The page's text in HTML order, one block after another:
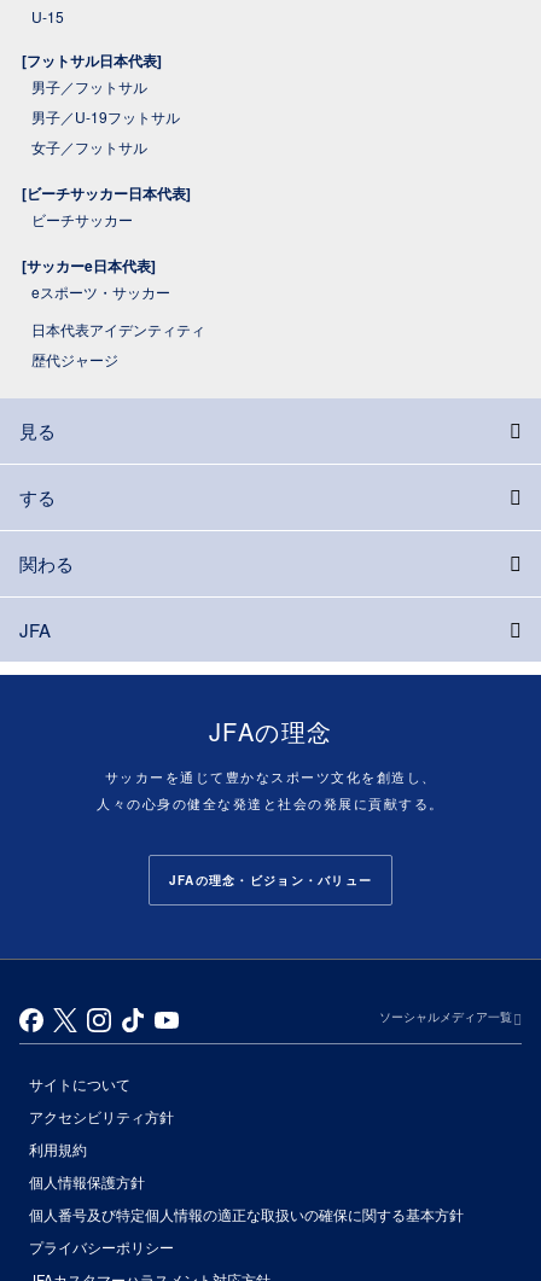
U-15
[フットサル日本代表]
男子／フットサル
男子／U-19フットサル
女子／フットサル
[ビーチサッカー日本代表]
ビーチサッカー
[サッカーe日本代表]
eスポーツ・サッカー
日本代表アイデンティティ
歴代ジャージ
見る
する
関わる
JFA
JFAの理念
サッカーを通じて豊かなスポーツ文化を創造し、
人々の心身の健全な発達と社会の発展に貢献する。
JFAの理念・ビジョン・バリュー
ソーシャルメディア一覧
サイトについて
アクセシビリティ方針
利用規約
個人情報保護方針
個人番号及び特定個人情報の適正な取扱いの確保に関する基本方針
プライバシーポリシー